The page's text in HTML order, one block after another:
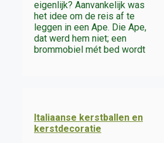
eigenlijk? Aanvankelijk was
het idee om de reis af te
leggen in een Ape. Die Ape,
dat werd hem niet; een
brommobiel mét bed wordt
Italiaanse kerstballen en
kerstdecoratie